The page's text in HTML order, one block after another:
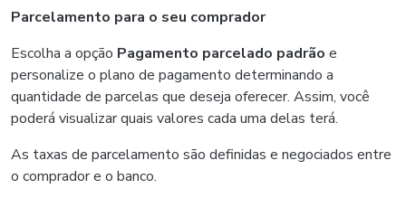
Parcelamento para o seu comprador
Escolha a opção Pagamento parcelado padrão e
personalize o plano de pagamento determinando a
quantidade de parcelas que deseja oferecer. Assim, você
poderá visualizar quais valores cada uma delas terá.
As taxas de parcelamento são definidas e negociados entre
o comprador e o banco.